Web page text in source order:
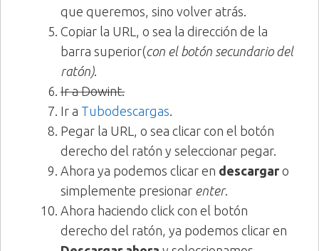
que queremos, sino volver atrás.
Copiar la URL, o sea la dirección de la
barra superior(con el botón secundario del
ratón).
Ir a Dowint.
Ir a Tubodescargas.
Pegar la URL, o sea clicar con el botón
derecho del ratón y seleccionar pegar.
Ahora ya podemos clicar en descargar o
simplemente presionar enter.
Ahora haciendo click con el botón
derecho del ratón, ya podemos clicar en